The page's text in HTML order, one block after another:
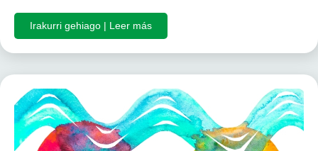
Irakurri gehiago | Leer más